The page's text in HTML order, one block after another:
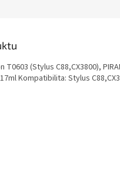
(Stylus C88,CX3800),
Kompatibilita: Stylus